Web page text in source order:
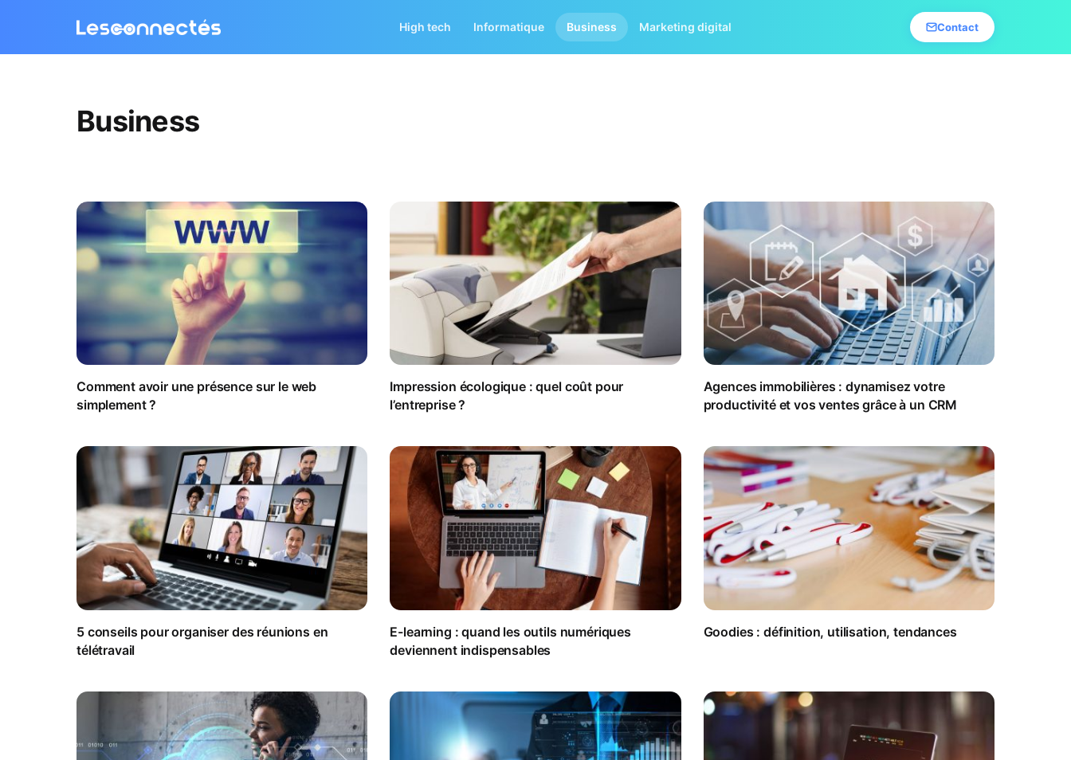
High tech Informatique Business Marketing digital Contact
Business
Comment avoir une présence sur le web
simplement ?
Impression écologique : quel coût pour
l’entreprise ?
Agences immobilières : dynamisez votre
productivité et vos ventes grâce à un CRM
5 conseils pour organiser des réunions en
télétravail
E-learning : quand les outils numériques
deviennent indispensables
Goodies : définition, utilisation, tendances